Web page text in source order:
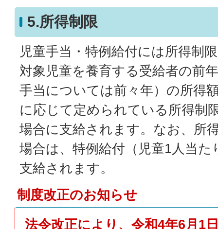
5.所得制限
児童手当・特例給付には所得制
対象児童を養育する受給者の前
手当については前々年）の所得
に応じて定められている所得制
場合に支給されます。なお、所
場合は、特例給付（児童1人当た
支給されます。
制度改正のお知らせ
法令改正により、令和4年6月1